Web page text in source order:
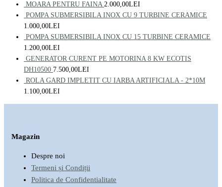
MOARA PENTRU FAINA 2.000,00LEI
POMPA SUBMERSIBILA INOX CU 9 TURBINE CERAMICE
1.000,00LEI
POMPA SUBMERSIBILA INOX CU 15 TURBINE CERAMICE
1.200,00LEI
GENERATOR CURENT PE MOTORINA 8 KW ECOTIS
DH10500 7.500,00LEI
ROLA GARD IMPLETIT CU IARBA ARTIFICIALA - 2*10M
1.100,00LEI
Magazin
Despre noi
Termeni și Condiții
Politica de Confidentialitate